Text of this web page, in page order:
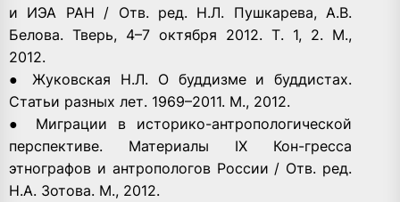
и ИЭА РАН / Отв. ред. Н.Л. Пушкарева, А.В.
Белова. Тверь, 4–7 октября 2012. Т. 1, 2. М.,
2012.
● Жуковская Н.Л. О буддизме и буддистах.
Статьи разных лет. 1969–2011. М., 2012.
● Миграции в историко-антропологической
перспективе. Материалы IX Кон-гресса
этнографов и антропологов России / Отв. ред.
Н.А. Зотова. М., 2012.